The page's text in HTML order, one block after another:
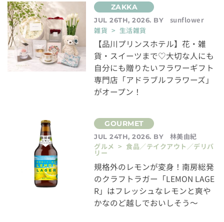
JUL 26TH, 2026. BY
sunflower
雑貨 > 生活雑貨
【品川プリンスホテル】花・雑
貨・スイーツまで♡大切な人にも
自分にも贈りたいフラワーギフト
専門店「アドラブルフラワーズ」
がオープン！
JUL 24TH, 2026. BY
林美由紀
グルメ > 食品／テイクアウト／デリバ
リー
規格外のレモンが変身！南房総発
のクラフトラガー「LEMON LAGE
R」はフレッシュなレモンと爽や
かなのど越しでおいしそう～